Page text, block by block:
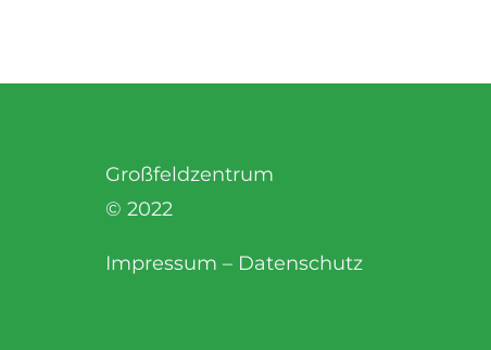
Großfeldzentrum
© 2022
Impressum – Datenschutz